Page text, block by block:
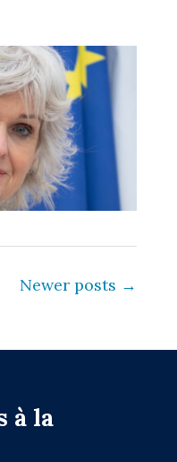
Newer posts →
à la